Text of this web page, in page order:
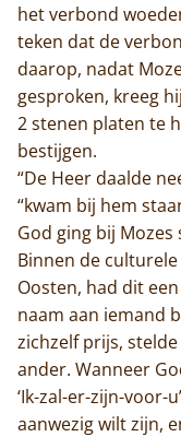
het verbond
teken dat de
daarop, nadat
gesproken, kreeg
2 stenen platen te
bestijgen.
“De Heer daalde
“kwam bij hem
God ging bij
Binnen de
Oosten, had dit
naam aan iemand
zichzelf prijs,
ander. Wanneer
‘Ik-zal-er-zijn-voor-
aanwezig wilt zijn,